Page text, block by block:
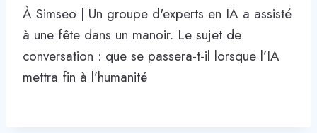
À Simseo | Un groupe d'experts en IA a assisté
à une fête dans un manoir. Le sujet de
conversation : que se passera-t-il lorsque l’IA
mettra fin à l’humanité